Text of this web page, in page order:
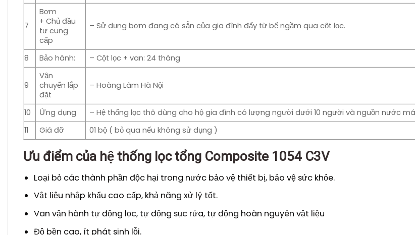
7
Bơm
+ Chủ đầu
tư cung
cấp
– Sử dụng bơm đang có sẵn của gia đình đẩy từ bể ngầm qua cột lọc.
8 Bảo hành: – Cột lọc + van: 24 tháng
9
Vận
chuyển lắp
đặt
– Hoàng Lâm Hà Nội
10 Ứng dụng
– Hệ thống lọc thô dùng cho hộ gia đình có lượng người dưới 10 người và nguồn nước
11
Giá đỡ 01 bộ ( bỏ qua nếu không sử dụng )
Ưu điểm của hệ thống lọc tổng Composite 1054 C3V
Loại bỏ các thành phần độc hại trong nước bảo vệ thiết bị, bảo vệ sức khỏe.
Vật liệu nhập khẩu cao cấp, khả năng xử lý tốt.
Van vận hành tự động lọc, tự động sục rửa, tự động hoàn nguyên vật liệu
Độ bền cao, ít phát sinh lỗi.